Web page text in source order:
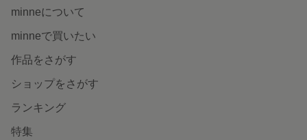
minneについて
minneで買いたい
作品をさがす
ショップをさがす
ランキング
特集